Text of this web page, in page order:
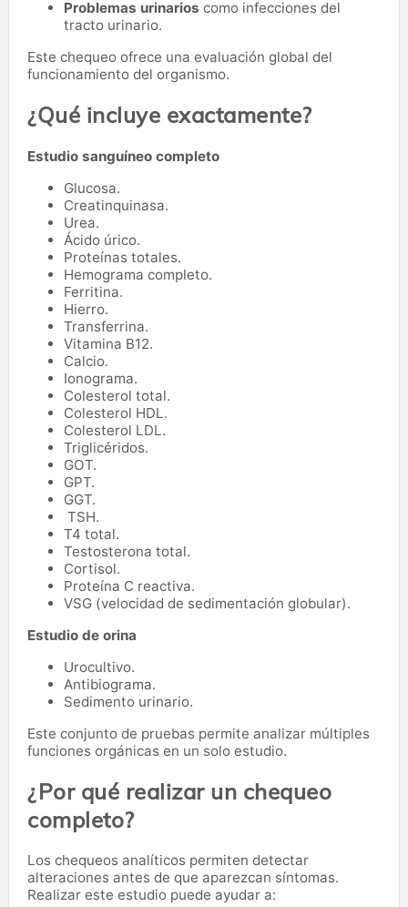
Problemas urinarios como infecciones del
tracto urinario.
Este chequeo ofrece una evaluación global del
funcionamiento del organismo.
¿Qué incluye exactamente?
Estudio sanguíneo completo
Glucosa.
Creatinquinasa.
Urea.
Ácido úrico.
Proteínas totales.
Hemograma completo.
Ferritina.
Hierro.
Transferrina.
Vitamina B12.
Calcio.
Ionograma.
Colesterol total.
Colesterol HDL.
Colesterol LDL.
Triglicéridos.
GOT.
GPT.
GGT.
TSH.
T4 total.
Testosterona total.
Cortisol.
Proteína C reactiva.
VSG (velocidad de sedimentación globular).
Estudio de orina
Urocultivo.
Antibiograma.
Sedimento urinario.
Este conjunto de pruebas permite analizar múltiples
funciones orgánicas en un solo estudio.
¿Por qué realizar un chequeo
completo?
Los chequeos analíticos permiten detectar
alteraciones antes de que aparezcan síntomas.
Realizar este estudio puede ayudar a: